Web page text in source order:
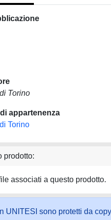
Torino
appartenenza
Torino
prodotto:
associati a questo prodotto.
UNITESI sono protetti da